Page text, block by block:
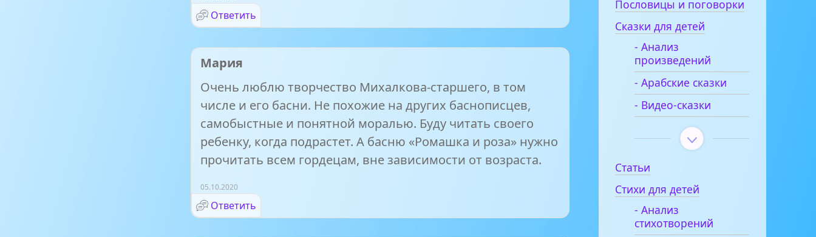
Ответить
Мария
Очень люблю творчество Михалкова-старшего, в том
числе и его басни. Не похожие на других баснописцев,
самобыстные и понятной моралью. Буду читать своего
ребенку, когда подрастет. А басню «Ромашка и роза» нужно
прочитать всем гордецам, вне зависимости от возраста.
05.10.2020
Ответить
Пословицы и поговорки
Сказки для детей
- Анализ
произведений
- Арабские сказки
- Видео-сказки
Статьи
Стихи для детей
- Анализ
стихотворений